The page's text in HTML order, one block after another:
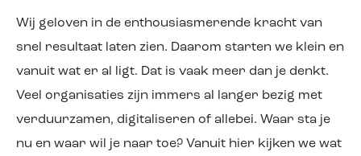
Wij geloven in de enthousiasmerende kracht van
snel resultaat laten zien. Daarom starten we klein en
vanuit wat er al ligt. Dat is vaak meer dan je denkt.
Veel organisaties zijn immers al langer bezig met
verduurzamen, digitaliseren of allebei. Waar sta je
nu en waar wil je naar toe? Vanuit hier kijken we wat